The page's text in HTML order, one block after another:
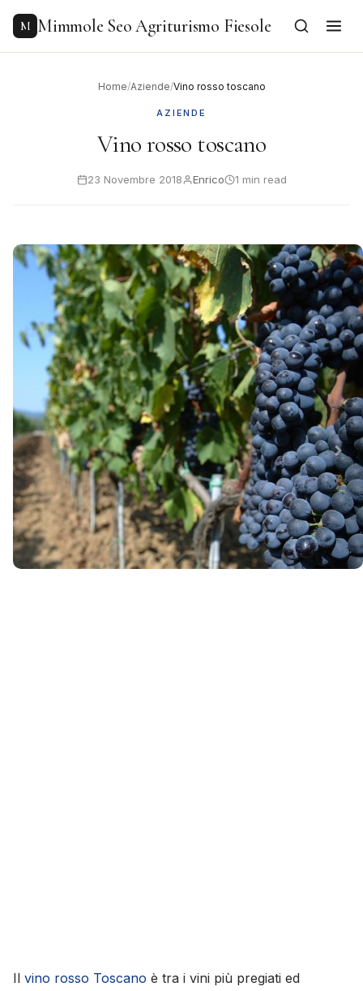
content
M Mimmole Seo Agriturismo Fiesole
Home/Aziende/Vino rosso toscano
AZIENDE
Vino rosso toscano
23 Novembre 2018 Enrico 1 min read
Il vino rosso Toscano è tra i vini più pregiati ed